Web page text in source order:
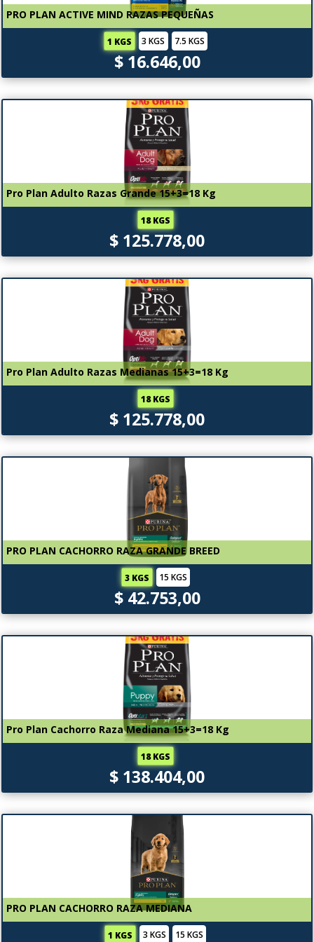
PRO PLAN ACTIVE MIND RAZAS PEQUEÑAS
1 KGS 3 KGS 7.5 KGS
$ 16.646,00
Pro Plan Adulto Razas Grande 15+3=18 Kg
18 KGS
$ 125.778,00
Pro Plan Adulto Razas Medianas 15+3=18 Kg
18 KGS
$ 125.778,00
PRO PLAN CACHORRO RAZA GRANDE BREED
3 KGS 15 KGS
$ 42.753,00
Pro Plan Cachorro Raza Mediana 15+3=18 Kg
18 KGS
$ 138.404,00
PRO PLAN CACHORRO RAZA MEDIANA
1 KGS 3 KGS 15 KGS